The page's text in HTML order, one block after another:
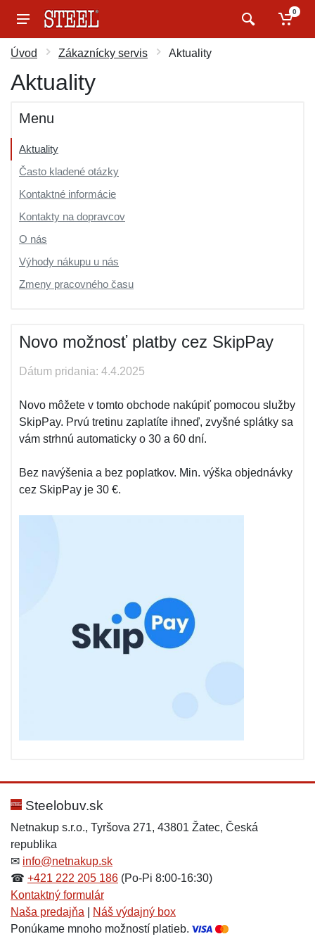
0
Úvod Zákaznícky servis Aktuality
Aktuality
Menu
Aktuality
Často kladené otázky
Kontaktné informácie
Kontakty na dopravcov
O nás
Výhody nákupu u nás
Zmeny pracovného času
Novo možnosť platby cez SkipPay
Dátum pridania: 4.4.2025
Novo môžete v tomto obchode nakúpiť pomocou služby
SkipPay. Prvú tretinu zaplatíte ihneď, zvyšné splátky sa
vám strhnú automaticky o 30 a 60 dní.
Bez navýšenia a bez poplatkov. Min. výška objednávky
cez SkipPay je 30 €.
Steelobuv.sk
Netnakup s.r.o., Tyršova 271, 43801 Žatec, Česká
republika
✉ info@netnakup.sk
☎ +421 222 205 186 (Po-Pi 8:00-16:30)
Kontaktný formulár
Naša predajňa
Náš výdajný box
Ponúkame mnoho možností platieb.